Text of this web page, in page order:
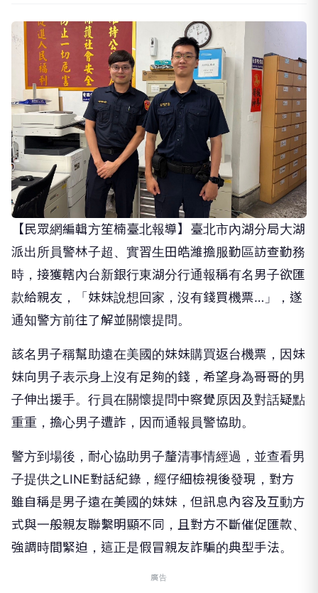
【民眾網編輯方笙楠臺北報導】臺北市內湖分局大湖
派出所員警林子超、實習生田皓濰擔服勤區訪查勤務
時，接獲轄內台新銀行東湖分行通報稱有名男子欲匯
款給親友，「妹妹說想回家，沒有錢買機票…」，遂
通知警方前往了解並關懷提問。
該名男子稱幫助遠在美國的妹妹購買返台機票，因妹
妹向男子表示身上沒有足夠的錢，希望身為哥哥的男
子伸出援手。行員在關懷提問中察覺原因及對話疑點
重重，擔心男子遭詐，因而通報員警協助。
警方到場後，耐心協助男子釐清事情經過，並查看男
子提供之LINE對話紀錄，經仔細檢視後發現，對方
雖自稱是男子遠在美國的妹妹，但訊息內容及互動方
式與一般親友聯繫明顯不同，且對方不斷催促匯款、
強調時間緊迫，這正是假冒親友詐騙的典型手法。
廣告